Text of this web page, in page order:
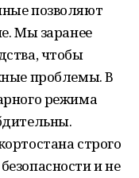
позволяют
Мы заранее
чтобы
проблемы. В
режима
строго
и не